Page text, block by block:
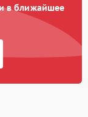
в ближайшее